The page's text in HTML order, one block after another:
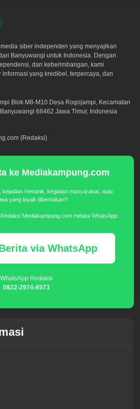
siber independen yang menyajikan
Banyuwangi untuk Indonesia. Dengan
dan keberimbangan, kami
yang kredibel, terpercaya, dan
Blok M8-M10 Desa Rogojampi, Kecamatan
68462 Jawa Timur, Indonesia
(Redaksi)
ke Mediakampung.com
kejadian menarik, kegiatan masyarakat, atau
yang layak diberitakan?
Mediakampung.com melalui WhatsApp.
via WhatsApp
WhatsApp Redaksi
0822-2974-8573